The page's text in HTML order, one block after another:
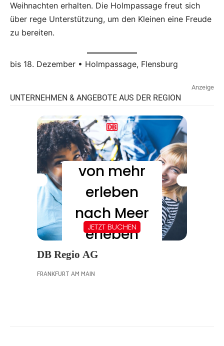
Weihnachten erhalten. Die Holmpassage freut sich
über rege Unterstützung, um den Kleinen eine Freude
zu bereiten.
bis 18. Dezember • Holmpassage, Flensburg